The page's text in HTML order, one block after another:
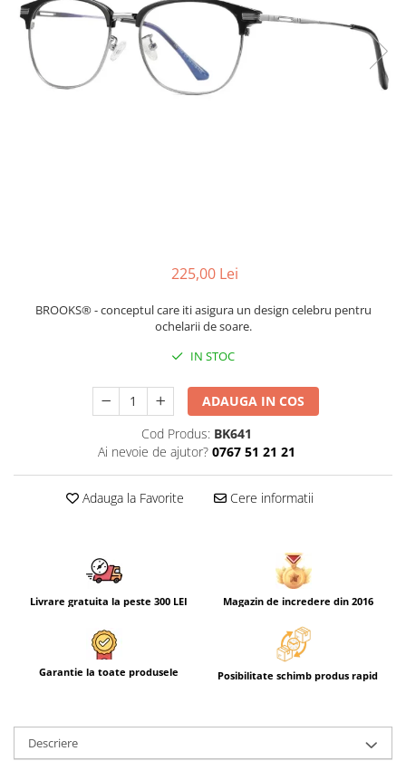
CERCEI
CEASURI DAMA
225,00 Lei
BROOKS® - conceptul care iti asigura un design celebru pentru
ochelarii de soare.
IN STOC
ADAUGA IN COS
Cod Produs: BK641
Ai nevoie de ajutor? 0767 51 21 21
Adauga la Favorite Cere informatii
Livrare gratuita la peste 300 LEI Magazin de incredere din 2016
Garantie la toate produsele Posibilitate schimb produs rapid
Descriere